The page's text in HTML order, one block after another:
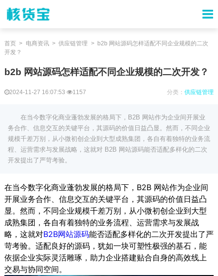
首页 电商资讯 供应链管理
b2b 网站源码怎样适配不同企业规模的二次
开发？
b2b 网站源码怎样适配不同企业规模的二次开发？
2024-11-27 16:07:53 1157 分类：供应链管理
在当今数字化商业蓬勃发展的格局下，B2B 网站作为企业间开展业
务合作、信息交互的关键平台，其源码的价值日益凸显。然而，不同企业
规模千差万别，从小微初创企业到大型成熟集团，各自有着独特的业务流
程、运营需求与发展战略，这就对 B2B 网站源码能否适配多样化的二次
开发提出了严苛考验。
在当今数字化商业蓬勃发展的格局下，B2B 网站作为企业间
开展业务合作、信息交互的关键平台，其源码的价值日益凸
显。然而，不同企业规模千差万别，从小微初创企业到大型
成熟集团，各自有着独特的业务流程、运营需求与发展战
略，这就对B2B网站源码能否适配多样化的二次开发提出了严
苛考验。适配良好的源码，犹如一块可塑性极强的基石，能
依据企业实际灵活雕琢，助力企业搭建贴合自身的高效线上
交易与协同空间。